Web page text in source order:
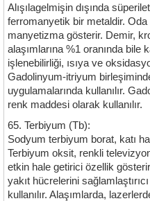
Alışılagelmişin dışında
ferromanyetik bir metaldir. Oda
manyetizma gösterir. Demir,
alaşımlarına %1 oranında bile
işlenebilirliği, ısıya ve
Gadolinyum-itriyum
uygulamalarında kullanılır.
renk maddesi olarak kullanılır.
65. Terbiyum (Tb):
Sodyum terbiyum borat, katı
Terbiyum oksit, renkli
etkin hale getirici özellik
yakıt hücrelerini
kullanılır. Alaşımlarda,